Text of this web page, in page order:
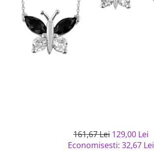
semipretioase
Bijuterii argint placat cu aur
Bijuterii argint cu diverse
materiale
Bijuterii de Lux
Bijuterii gotice si rock
Bijuterii Handmade
Solutii si lavete de curatare
161,67 Lei 129,00 Lei
Economisesti: 32,67 Lei